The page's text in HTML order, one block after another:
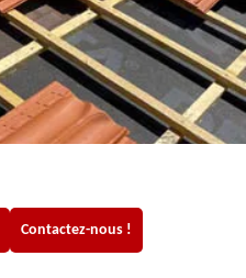
Contactez-nous !